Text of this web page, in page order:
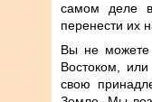
самом деле
перенести их
Вы не можете
Востоком,
свою